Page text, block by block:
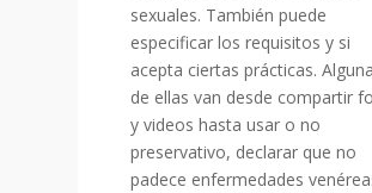
sexuales. También puede
especificar los requisitos y si
acepta ciertas prácticas.
de ellas van desde compartir
y videos hasta usar o no
preservativo, declarar que no
padece enfermedades